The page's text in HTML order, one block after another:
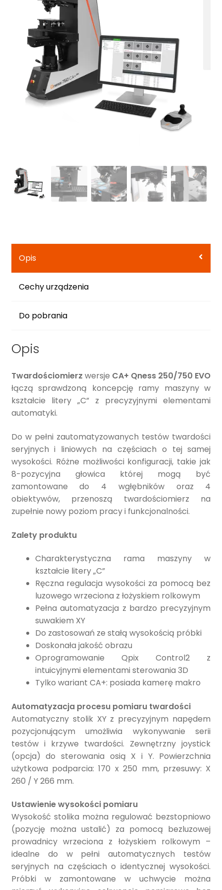
Opis
Cechy urządzenia
Do pobrania
Opis
Twardościomierz wersje CA+ Qness 250/750 EVO
łączą sprawdzoną koncepcję ramy maszyny w
kształcie litery „C” z precyzyjnymi elementami
automatyki.
Do w pełni zautomatyzowanych testów twardości
seryjnych i liniowych na częściach o tej samej
wysokości. Różne możliwości konfiguracji, takie jak
8-pozycyjna głowica której mogą być
zamontowane do 4 wgłębników oraz 4
obiektywów, przenoszą twardościomierz na
zupełnie nowy poziom pracy i funkcjonalności.
Zalety produktu
Charakterystyczna rama maszyny w
kształcie litery „C”
Ręczna regulacja wysokości za pomocą bez
luzowego wrzeciona z łożyskiem rolkowym
Pełna automatyzacja z bardzo precyzyjnym
suwakiem XY
Do zastosowań ze stałą wysokością próbki
Doskonała jakość obrazu
Oprogramowanie Qpix Control2 z
intuicyjnymi elementami sterowania 3D
Tylko wariant CA+: posiada kamerę makro
Automatyzacja procesu pomiaru twardości
Automatyczny stolik XY z precyzyjnym napędem
pozycjonującym umożliwia wykonywanie serii
testów i krzywe twardości. Zewnętrzny joystick
(opcja) do sterowania osią X i Y. Powierzchnia
użytkowa podparcia: 170 x 250 mm, przesuwy: X
260 / Y 266 mm.
Ustawienie wysokości pomiaru
Wysokość stolika można regulować bezstopniowo
(pozycję można ustalić) za pomocą bezluzowej
prowadnicy wrzeciona z łożyskiem rolkowym –
idealne do w pełni automatycznych testów
seryjnych na częściach o identycznej wysokości.
Próbki w zamontowane w uchwycie można